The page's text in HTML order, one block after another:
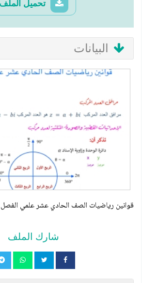
تحميل الملف
البيانات
قوانين رياضيات الصف الحادي عشر علمي الفصل
شارك الملف